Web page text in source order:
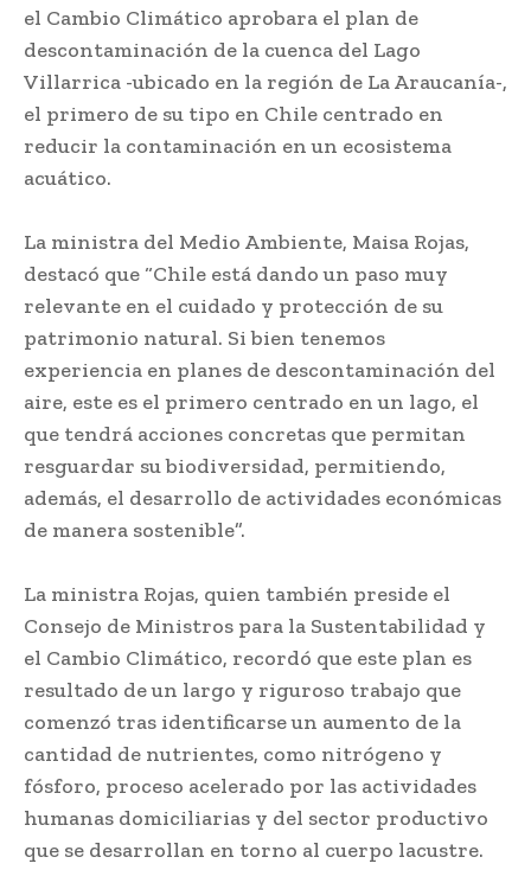
el Cambio Climático aprobara el plan de
descontaminación de la cuenca del Lago
Villarrica -ubicado en la región de La Araucanía-,
el primero de su tipo en Chile centrado en
reducir la contaminación en un ecosistema
acuático.
La ministra del Medio Ambiente, Maisa Rojas,
destacó que “Chile está dando un paso muy
relevante en el cuidado y protección de su
patrimonio natural. Si bien tenemos
experiencia en planes de descontaminación del
aire, este es el primero centrado en un lago, el
que tendrá acciones concretas que permitan
resguardar su biodiversidad, permitiendo,
además, el desarrollo de actividades económicas
de manera sostenible”.
La ministra Rojas, quien también preside el
Consejo de Ministros para la Sustentabilidad y
el Cambio Climático, recordó que este plan es
resultado de un largo y riguroso trabajo que
comenzó tras identificarse un aumento de la
cantidad de nutrientes, como nitrógeno y
fósforo, proceso acelerado por las actividades
humanas domiciliarias y del sector productivo
que se desarrollan en torno al cuerpo lacustre.